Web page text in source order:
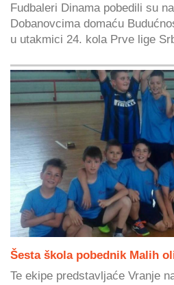
Fudbaleri Dinama pobedili su
Dobanovcima domaću
u utakmici 24. kola Prve lige
Šesta škola pobednik Malih
Te ekipe predstavljaće Vranje